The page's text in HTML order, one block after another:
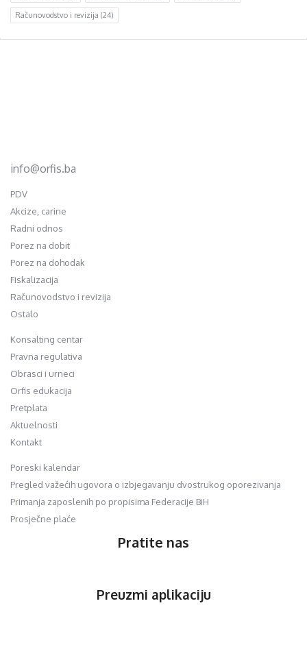
Računovodstvo i revizija (24)
info@orfis.ba
PDV
Akcize, carine
Radni odnos
Porez na dobit
Porez na dohodak
Fiskalizacija
Računovodstvo i revizija
Ostalo
Konsalting centar
Pravna regulativa
Obrasci i urneci
Orfis edukacija
Pretplata
Aktuelnosti
Kontakt
Poreski kalendar
Pregled važećih ugovora o izbjegavanju dvostrukog oporezivanja
Primanja zaposlenih po propisima Federacije BiH
Prosječne plaće
Pratite nas
Preuzmi aplikaciju